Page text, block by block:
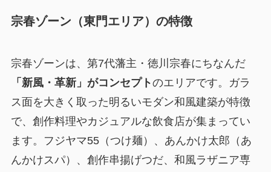
宗春ゾーン（東門エリア）の特徴
宗春ゾーンは、第7代藩主・徳川宗春にちなんだ
「新風・革新」がコンセプトのエリアです。ガラ
ス面を大きく取った明るいモダン和風建築が特徴
で、創作料理やカジュアルな飲食店が集まってい
ます。フジヤマ55（つけ麺）、あんかけ太郎（あ
んかけスパ）、創作串揚げつだ、和風ラザニア専